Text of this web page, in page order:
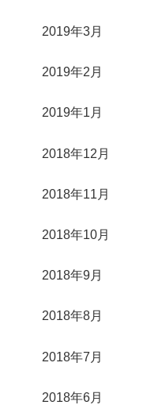
2019年3月
2019年2月
2019年1月
2018年12月
2018年11月
2018年10月
2018年9月
2018年8月
2018年7月
2018年6月